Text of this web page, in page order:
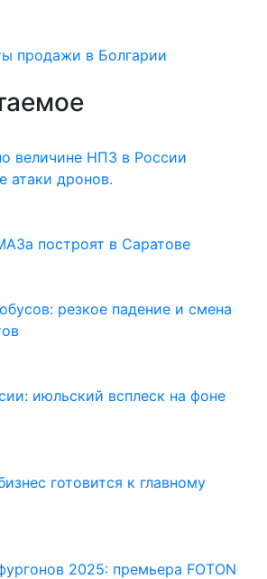
продажи в Болгарии
величине НПЗ в России
атаки дронов.
построят в Саратове
резкое падение и смена
июльский всплеск на фоне
готовится к главному
2025: премьера FOTON